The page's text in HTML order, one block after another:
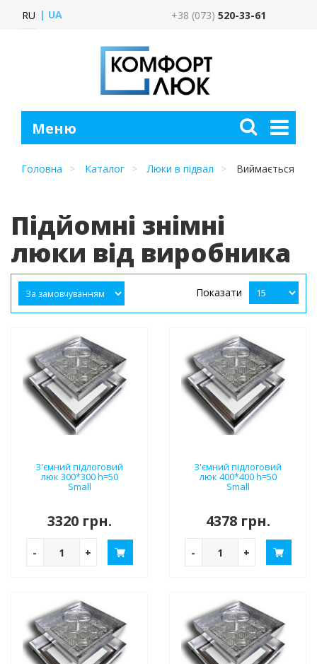
RU UA +38 (073) 520-33-61
Головна Каталог Люки в підвал Виймається
Підйомні знімні
люки від виробника
Показати
З'ємний підлоговий
люк 300*300 h=50
Small
3320 грн.
- +
З'ємний підлоговий
люк 400*400 h=50
Small
4378 грн.
- +